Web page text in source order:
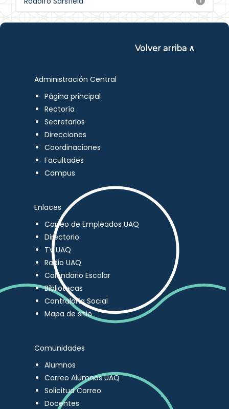
Volver arriba ∧
Administración Central
Página principal
Rectoría
Secretarios
Direcciones
Coordinaciones
Facultades
Campus
Enlaces
Correo de Empleados UAQ
Directorio
TV UAQ
Radio UAQ
Calendario Escolar
Bibliotecas
Contraloría Social
Mapa de sitio
Comunidades
Alumnos
Correo Alumnos UAQ
Solicitud Correo
Docentes